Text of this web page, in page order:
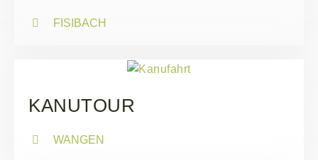
FISIBACH
KANUTOUR
WANGEN